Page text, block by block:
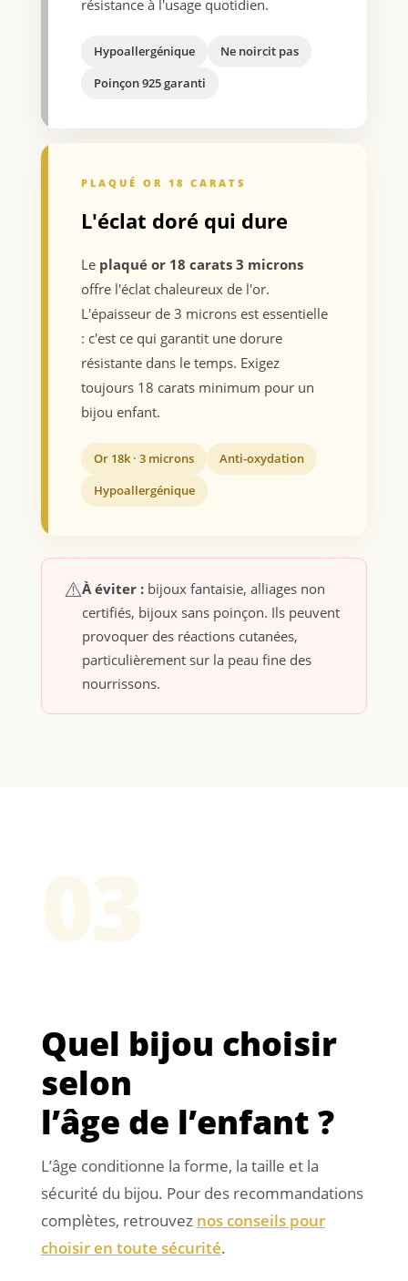
résistance à l'usage quotidien.
Hypoallergénique
Ne noircit pas
Poinçon 925 garanti
PLAQUÉ OR 18 CARATS
L'éclat doré qui dure
Le plaqué or 18 carats 3 microns
offre l'éclat chaleureux de l'or.
L'épaisseur de 3 microns est essentielle
: c'est ce qui garantit une dorure
résistante dans le temps. Exigez
toujours 18 carats minimum pour un
bijou enfant.
Or 18k · 3 microns
Anti-oxydation
Hypoallergénique
⚠️À éviter :bijoux fantaisie, alliages non
certifiés, bijoux sans poinçon. Ils peuvent
provoquer des réactions cutanées,
particulièrement sur la peau fine des
nourrissons.
Quel bijou choisir
selon
l’âge de l’enfant ?
L’âge conditionne la forme, la taille et la
sécurité du bijou. Pour des recommandations
complètes, retrouvez nos conseils pour
choisir en toute sécurité.